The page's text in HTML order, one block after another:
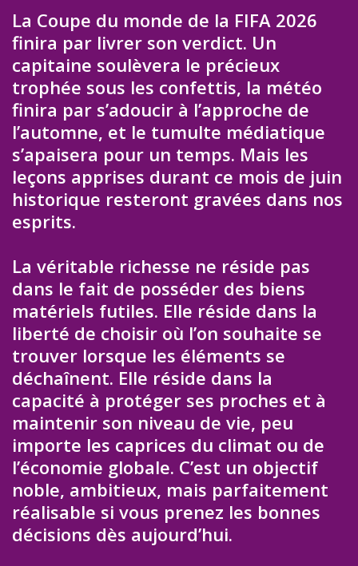
La Coupe du monde de la FIFA 2026
finira par livrer son verdict. Un
capitaine soulèvera le précieux
trophée sous les confettis, la météo
finira par s’adoucir à l’approche de
l’automne, et le tumulte médiatique
s’apaisera pour un temps. Mais les
leçons apprises durant ce mois de juin
historique resteront gravées dans nos
esprits.
La véritable richesse ne réside pas
dans le fait de posséder des biens
matériels futiles. Elle réside dans la
liberté de choisir où l’on souhaite se
trouver lorsque les éléments se
déchaînent. Elle réside dans la
capacité à protéger ses proches et à
maintenir son niveau de vie, peu
importe les caprices du climat ou de
l’économie globale. C’est un objectif
noble, ambitieux, mais parfaitement
réalisable si vous prenez les bonnes
décisions dès aujourd’hui.